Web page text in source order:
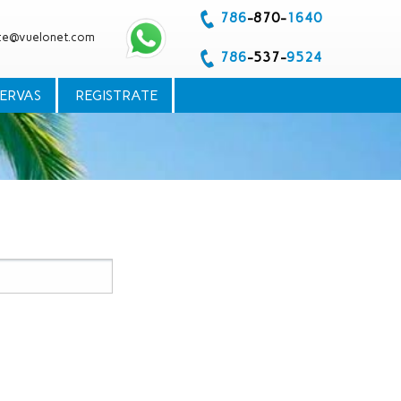
786-870-1640
786-537-9524
REGISTRATE